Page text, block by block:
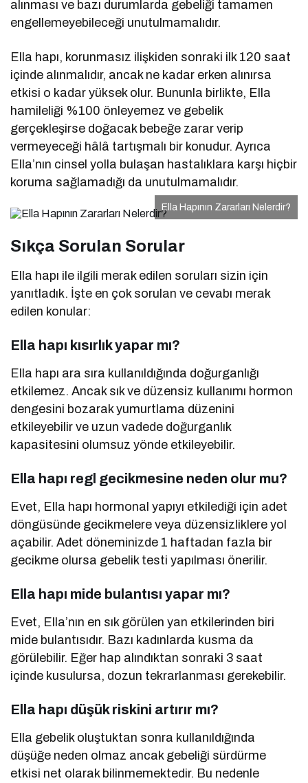
alınması ve bazı durumlarda gebeliği tamamen
engellemeyebileceği unutulmamalıdır.
Ella hapı, korunmasız ilişkiden sonraki ilk 120 saat
içinde alınmalıdır, ancak ne kadar erken alınırsa
etkisi o kadar yüksek olur. Bununla birlikte, Ella
hamileliği %100 önleyemez ve gebelik
gerçekleşirse doğacak bebeğe zarar verip
vermeyeceği hâlâ tartışmalı bir konudur. Ayrıca
Ella’nın cinsel yolla bulaşan hastalıklara karşı hiçbir
koruma sağlamadığı da unutulmamalıdır.
Ella Hapının Zararları Nelerdir?
Sıkça Sorulan Sorular
Ella hapı ile ilgili merak edilen soruları sizin için
yanıtladık. İşte en çok sorulan ve cevabı merak
edilen konular:
Ella hapı kısırlık yapar mı?
Ella hapı ara sıra kullanıldığında doğurganlığı
etkilemez. Ancak sık ve düzensiz kullanımı hormon
dengesini bozarak yumurtlama düzenini
etkileyebilir ve uzun vadede doğurganlık
kapasitesini olumsuz yönde etkileyebilir.
Ella hapı regl gecikmesine neden olur mu?
Evet, Ella hapı hormonal yapıyı etkilediği için adet
döngüsünde gecikmelere veya düzensizliklere yol
açabilir. Adet döneminizde 1 haftadan fazla bir
gecikme olursa gebelik testi yapılması önerilir.
Ella hapı mide bulantısı yapar mı?
Evet, Ella’nın en sık görülen yan etkilerinden biri
mide bulantısıdır. Bazı kadınlarda kusma da
görülebilir. Eğer hap alındıktan sonraki 3 saat
içinde kusulursa, dozun tekrarlanması gerekebilir.
Ella hapı düşük riskini artırır mı?
Ella gebelik oluştuktan sonra kullanıldığında
düşüğe neden olmaz ancak gebeliği sürdürme
etkisi net olarak bilinmemektedir. Bu nedenle